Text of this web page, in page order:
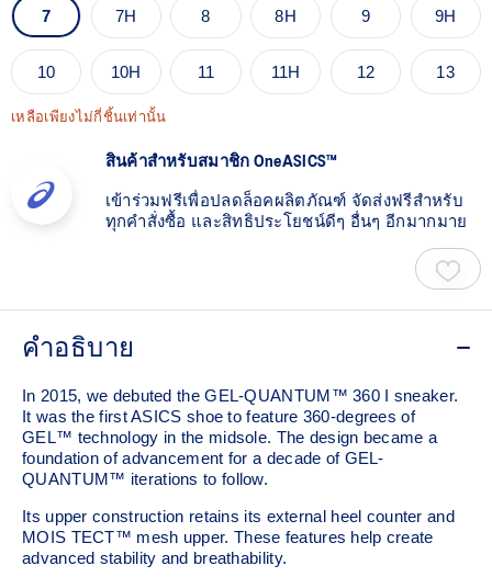
7 7H 8 8H 9 9H
10 10H 11 11H 12 13
เหลือเพียงไม่กี่ชิ้นเท่านั้น
สินค้าสำหรับสมาชิก OneASICS™
เข้าร่วมฟรีเพื่อปลดล็อคผลิตภัณฑ์ จัดส่งฟรีสำหรับ
ทุกคำสั่งซื้อ และสิทธิประโยชน์ดีๆ อื่นๆ อีกมากมาย
คำอธิบาย
In 2015, we debuted the GEL-QUANTUM™ 360 I sneaker.
It was the first ASICS shoe to feature 360-degrees of
GEL™ technology in the midsole. The design became a
foundation of advancement for a decade of GEL-
QUANTUM™ iterations to follow.
Its upper construction retains its external heel counter and
MOIS TECT™ mesh upper. These features help create
advanced stability and breathability.